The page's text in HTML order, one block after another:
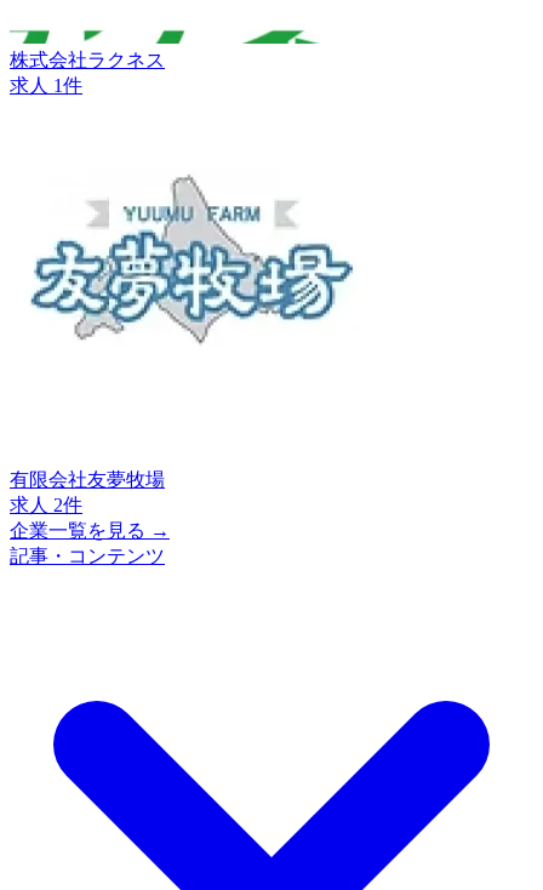
株式会社ラクネス
求人 1件
有限会社友夢牧場
求人 2件
企業一覧を見る →
記事・コンテンツ